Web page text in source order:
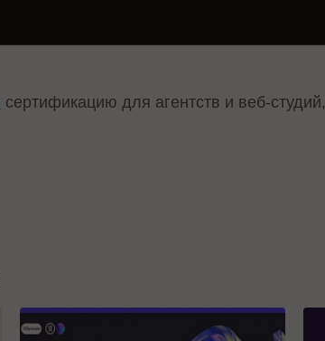
сертификацию для агентств и веб-